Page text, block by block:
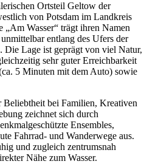
Ortsteil Geltow der
von Potsdam im Landkreis
Wasser“ trägt ihren Namen
entlang des Ufers der
Die Lage ist geprägt von viel Natur,
sehr guter Erreichbarkeit
5 Minuten mit dem Auto) sowie
bei Familien, Kreativen
zeichnet sich durch
Ensembles,
Fahrrad- und Wanderwege aus.
und zugleich zentrumsnah
Nähe zum Wasser.